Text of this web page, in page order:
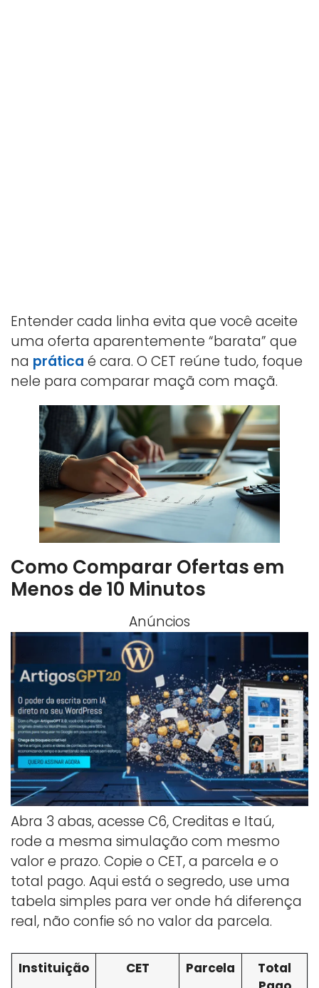
Entender cada linha evita que você aceite
uma oferta aparentemente “barata” que
na prática é cara. O CET reúne tudo, foque
nele para comparar maçã com maçã.
Como Comparar Ofertas em
Menos de 10 Minutos
Anúncios
Abra 3 abas, acesse C6, Creditas e Itaú,
rode a mesma simulação com mesmo
valor e prazo. Copie o CET, a parcela e o
total pago. Aqui está o segredo, use uma
tabela simples para ver onde há diferença
real, não confie só no valor da parcela.
Instituição CET Parcela
Total